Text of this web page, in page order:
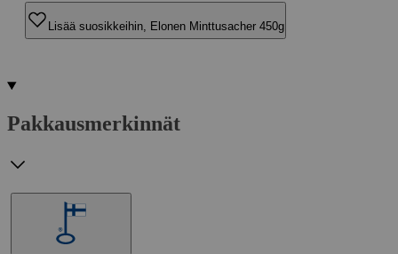
Lisää suosikkeihin, Elonen Minttusacher 450g
Pakkausmerkinnät